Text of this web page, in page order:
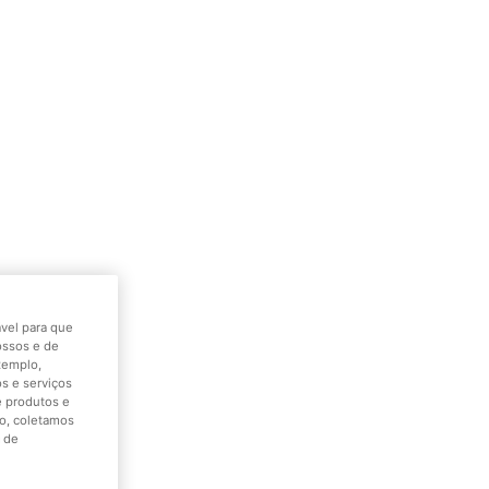
para que
e de
e serviços
produtos e
coletamos
de